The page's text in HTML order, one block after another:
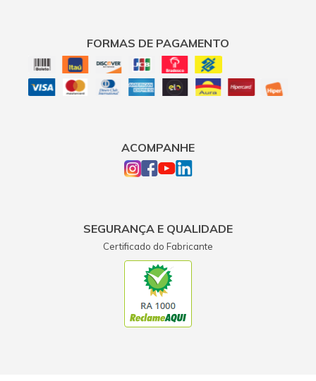
FORMAS DE PAGAMENTO
ACOMPANHE
SEGURANÇA E QUALIDADE
Certificado do Fabricante